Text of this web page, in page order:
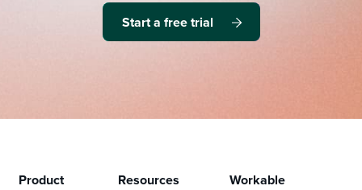
Start a free trial
Product Resources Workable